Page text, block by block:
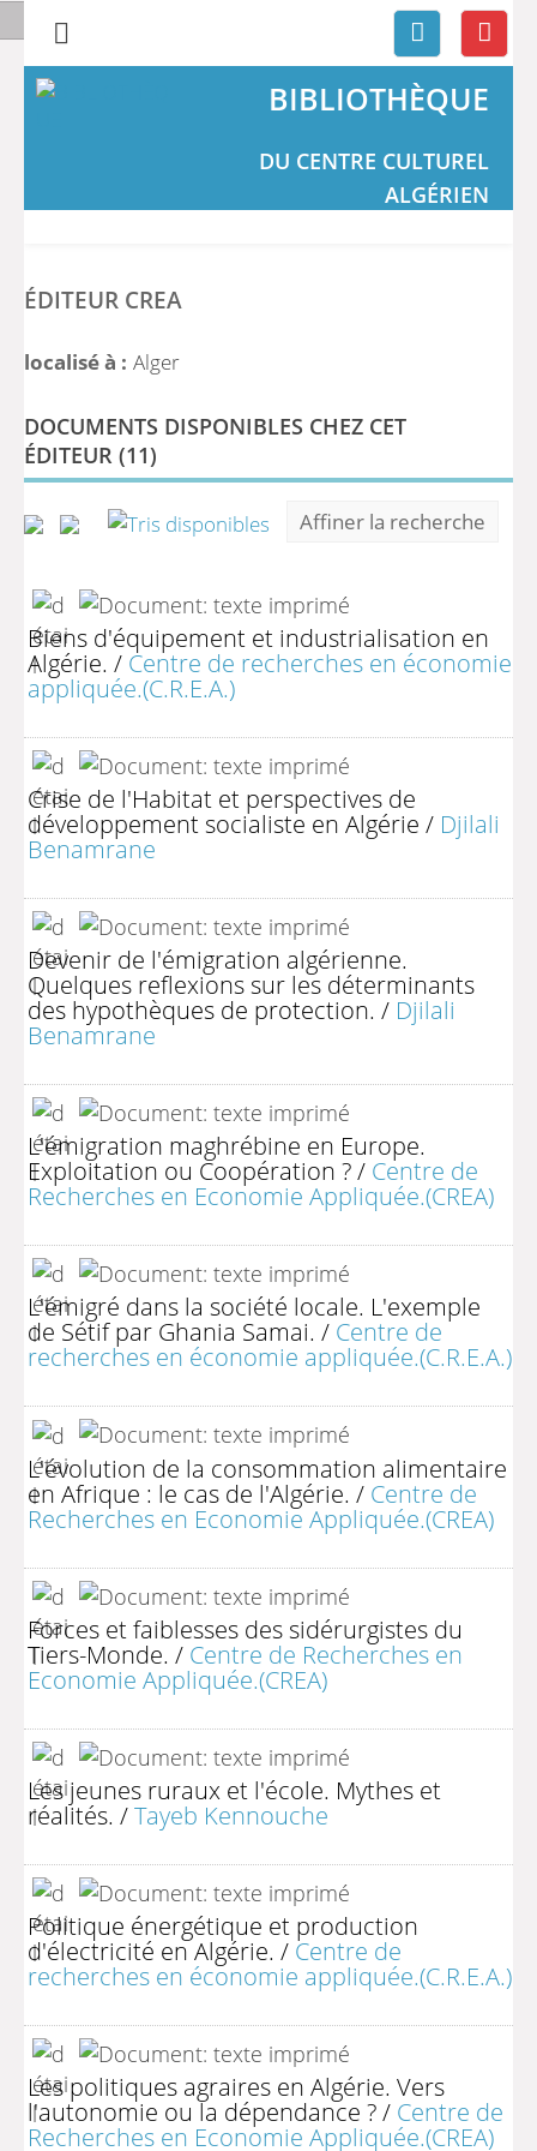
BIBLIOTHÈQUE
DU CENTRE CULTUREL
ALGÉRIEN
ÉDITEUR CREA
localisé à : Alger
DOCUMENTS DISPONIBLES CHEZ CET
ÉDITEUR (11)
Affiner la recherche
Biens d'équipement et industrialisation en
Algérie. / Centre de recherches en économie
appliquée.(C.R.E.A.)
Crise de l'Habitat et perspectives de
développement socialiste en Algérie / Djilali
Benamrane
Devenir de l'émigration algérienne.
Quelques reflexions sur les déterminants
des hypothèques de protection. / Djilali
Benamrane
L'émigration maghrébine en Europe.
Exploitation ou Coopération ?/ Centre de
Recherches en Economie Appliquée.(CREA)
L'émigré dans la société locale. L'exemple
de Sétif par Ghania Samai. / Centre de
recherches en économie appliquée.(C.R.E.A.)
L'évolution de la consommation alimentaire
en Afrique : le cas de l'Algérie. / Centre de
Recherches en Economie Appliquée.(CREA)
Forces et faiblesses des sidérurgistes du
Tiers-Monde. / Centre de Recherches en
Economie Appliquée.(CREA)
Les jeunes ruraux et l'école. Mythes et
réalités. /Tayeb Kennouche
Politique énergétique et production
d'électricité en Algérie. / Centre de
recherches en économie appliquée.(C.R.E.A.)
Les politiques agraires en Algérie. Vers
l'autonomie ou la dépendance ?/ Centre de
Recherches en Economie Appliquée.(CREA)